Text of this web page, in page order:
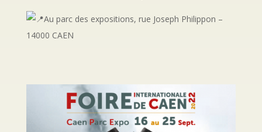
Au parc des expositions, rue Joseph Philippon –
14000 CAEN